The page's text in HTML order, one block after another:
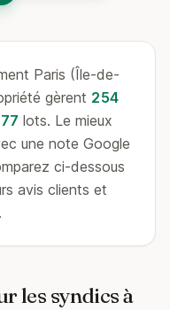
Paris (Île-de-
gèrent 254
lots. Le mieux
une note Google
ci-dessous
avis clients et
les syndics à